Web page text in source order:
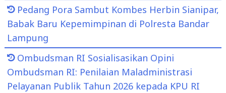
Pedang Pora Sambut Kombes Herbin Sianipar,
Babak Baru Kepemimpinan di Polresta Bandar
Lampung
Ombudsman RI Sosialisasikan Opini
Ombudsman RI: Penilaian Maladministrasi
Pelayanan Publik Tahun 2026 kepada KPU RI